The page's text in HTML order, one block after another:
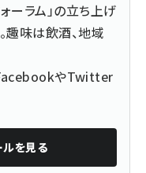
ーラム」の立ち上げ
趣味は飲酒、地域
やTwitter
ルを見る